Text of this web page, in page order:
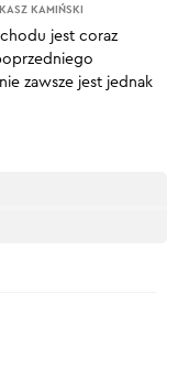
KAMIŃSKI
jest coraz
zawsze jest jednak